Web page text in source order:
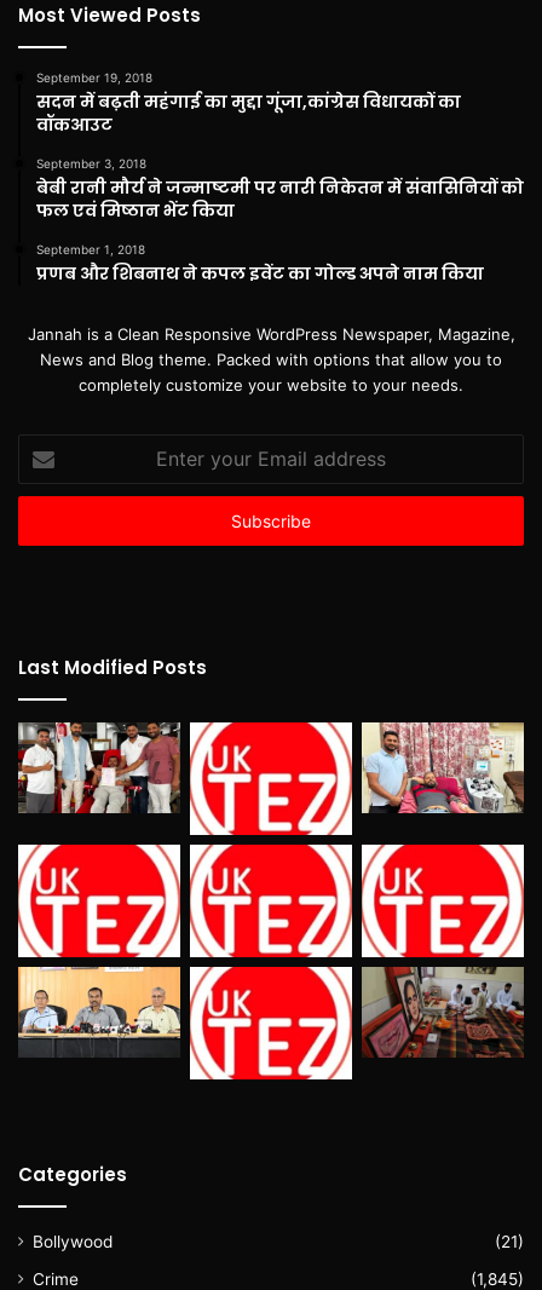
Most Viewed Posts
September 19, 2018
सदन में बढ़ती महंगाई का मुद्दा गूंजा,कांग्रेस विधायकों का
वॉकआउट
September 3, 2018
बेबी रानी मौर्य ने जन्माष्टमी पर नारी निकेतन में संवासिनियों को
फल एवं मिष्ठान भेंट किया
September 1, 2018
प्रणब और शिबनाथ ने कपल इवेंट का गोल्ड अपने नाम किया
Jannah is a Clean Responsive WordPress Newspaper, Magazine,
News and Blog theme. Packed with options that allow you to
completely customize your website to your needs.
your
Email
Last Modified Posts
Categories
Bollywood
(21)
Crime
(1,845)